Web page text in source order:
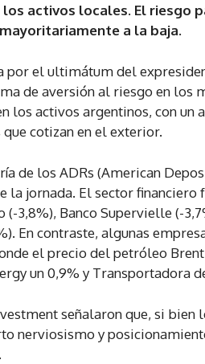
activos locales. El riesgo
a la baja.
por el ultimátum del
de aversión al riesgo en los
los activos argentinos, con un
cotizan en el exterior.
de los ADRs (American
la jornada. El sector financiero
3,8%), Banco Supervielle (-
En contraste, algunas
el precio del petróleo
un 0,9% y Transportadora
señalaron que, si bien
nerviosismo y